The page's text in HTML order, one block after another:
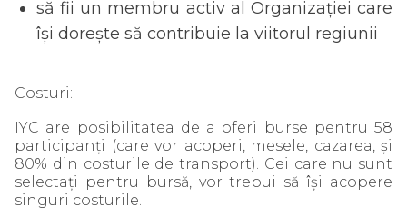
să fii un membru activ al Organizației care
își dorește să contribuie la viitorul regiunii
Costuri:
IYC are posibilitatea de a oferi burse pentru 58
participanți (care vor acoperi, mesele, cazarea, și
80% din costurile de transport). Cei care nu sunt
selectați pentru bursă, vor trebui să își acopere
singuri costurile.